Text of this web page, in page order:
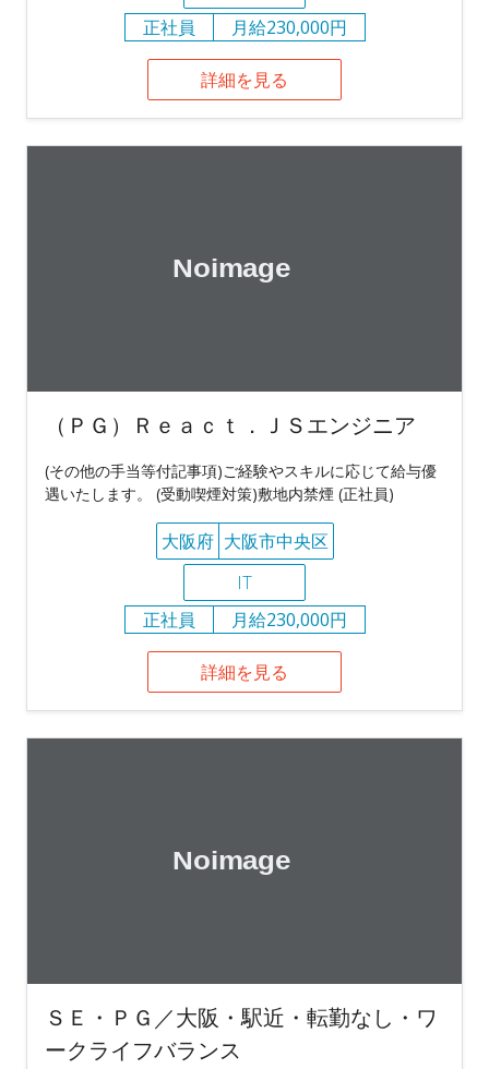
正社員
月給230,000円
詳細を見る
（ＰＧ）Ｒｅａｃｔ．ＪＳエンジニア
(その他の手当等付記事項)ご経験やスキルに応じて給与優
遇いたします。 (受動喫煙対策)敷地内禁煙 (正社員)
大阪府 大阪市中央区
IT
正社員
月給230,000円
詳細を見る
ＳＥ・ＰＧ／大阪・駅近・転勤なし・ワ
ークライフバランス